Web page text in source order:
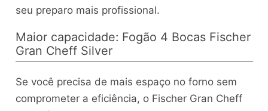
seu preparo mais profissional.
Maior capacidade: Fogão 4 Bocas Fischer
Gran Cheff Silver
Se você precisa de mais espaço no forno sem
comprometer a eficiência, o Fischer Gran Cheff